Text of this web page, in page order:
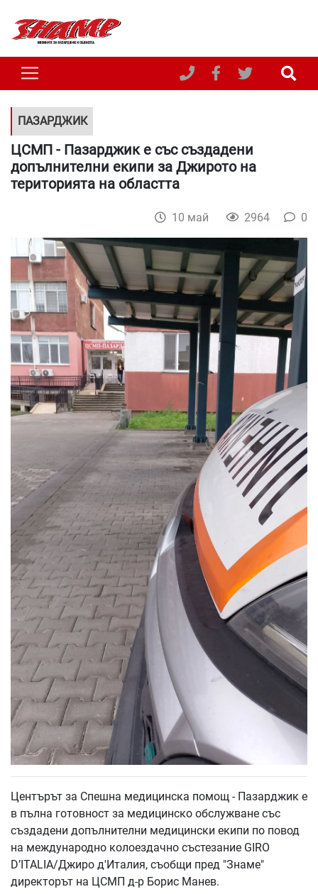
ПАЗАРДЖИК
ЦСМП - Пазарджик е със създадени
допълнителни екипи за Джирото на
територията на областта
10 май 2964 0
Центърът за Спешна медицинска помощ - Пазарджик е
в пълна готовност за медицинско обслужване със
създадени допълнителни медицински екипи по повод
на международно колоездачно състезание GIRO
D’ITALIA/Джиро д'Италия, съобщи пред "Знаме"
директорът на ЦСМП д-р Борис Манев.